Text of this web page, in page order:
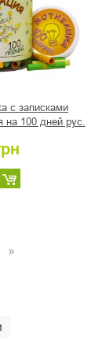
с записками
на 100 дней рус.
»